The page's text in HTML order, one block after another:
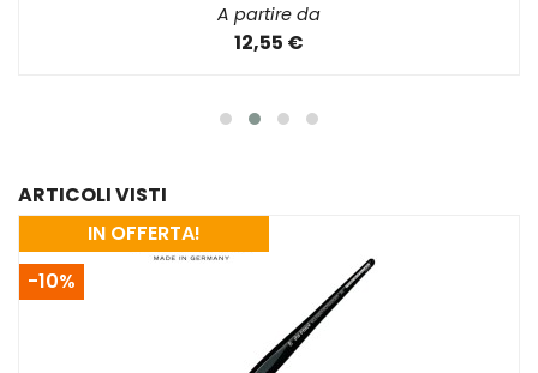
A partire da
12,55 €
ARTICOLI VISTI
IN OFFERTA!
-10%